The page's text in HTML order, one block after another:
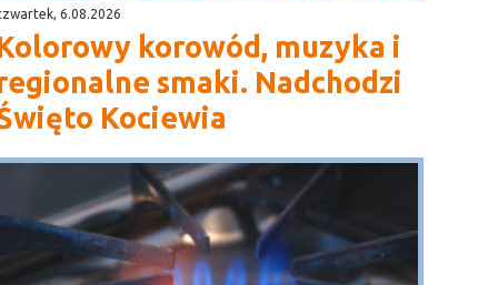
6.08.2026
korowód, muzyka i
smaki. Nadchodzi
Kociewia